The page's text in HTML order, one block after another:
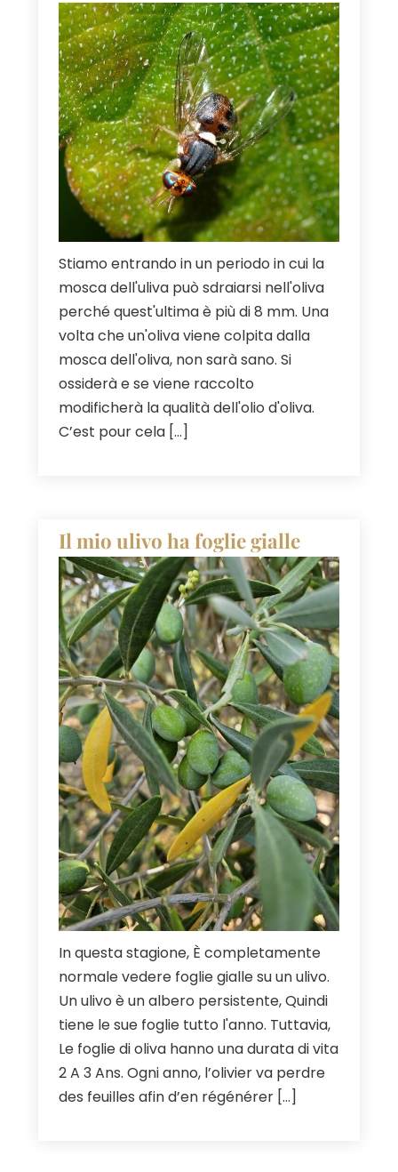
Stiamo entrando in un periodo in cui la
mosca dell'uliva può sdraiarsi nell'oliva
perché quest'ultima è più di 8 mm. Una
volta che un'oliva viene colpita dalla
mosca dell'oliva, non sarà sano. Si
ossiderà e se viene raccolto
modificherà la qualità dell'olio d'oliva.
C’est pour cela […]
Il mio ulivo ha foglie gialle
In questa stagione, È completamente
normale vedere foglie gialle su un ulivo.
Un ulivo è un albero persistente, Quindi
tiene le sue foglie tutto l'anno. Tuttavia,
Le foglie di oliva hanno una durata di vita
2 A 3 Ans. Ogni anno, l’olivier va perdre
des feuilles afin d’en régénérer […]